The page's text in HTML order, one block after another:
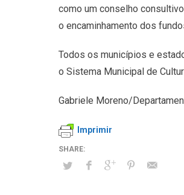
como um conselho
o encaminhamento dos
Todos os municípios e
o Sistema Municipal de
Gabriele Moreno/
Imprimir